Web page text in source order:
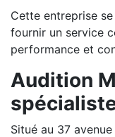
Cette entreprise
fournir un service
performance et
Audition
Situé au 37